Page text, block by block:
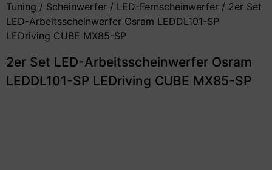
Tuning / Scheinwerfer / LED-Fernscheinwerfer / 2er Set
LED-Arbeitsscheinwerfer Osram LEDDL101-SP
LEDriving CUBE MX85-SP
2er Set LED-Arbeitsscheinwerfer Osram
LEDDL101-SP LEDriving CUBE MX85-SP